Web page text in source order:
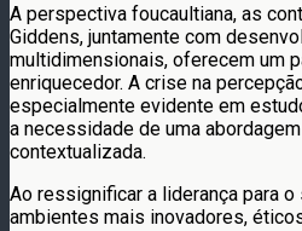
A perspectiva foucaultiana, as
Giddens, juntamente com
multidimensionais, oferecem um
enriquecedor. A crise na
especialmente evidente em
a necessidade de uma
contextualizada.
Ao ressignificar a liderança para
ambientes mais inovadores,